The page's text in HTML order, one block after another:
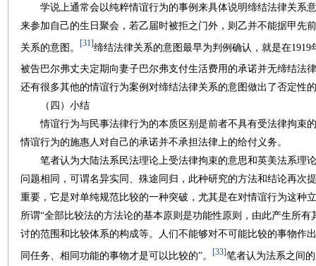
学说上通常会以纯粹情谊行为的事例来具体说明缔结法律关系
来参加自己的生日聚会，若乙届时被拒之门外，则乙并不能据甲先
关系的意图。 [31] 缔结法律关系的意图最早为判例确认，就是在
被告巴尔弗丈夫定期向妻子巴尔弗支付生活费用的承诺并无缔结法
还有很多其他的情谊行为案例对缔结法律关系的意图做出了否定性
（四）小结
情谊行为与民事法律行为的本质区别是前者不具有受法律拘束
情谊行为的施惠人对自己的承诺并不承担法律上的给付义务。
笔者认为大陆法系民法理论上受法律拘束的意思和英美法系理
问题相同，可谓名异实同、殊途同归，此种研究的方法和结论再次
重要，它是对单纯规范比较的一种突破，尤其是在对情谊行为这种
所谓“全部比较法的方法论的基本原则是功能性原则，由此产生所
讨的范围和比较体系的构成等。人们不能够对不可能比较的事物作
同任务、相同功能的事物才是可以比较的”。 [33]笔者认为法系之间